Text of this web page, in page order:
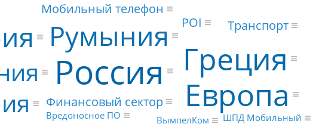
Россия
Европа
Греция
Румыния
Финансовый сектор
Транспорт
POI
Мобильный телефон
Вредоносное ПО ВымпелКом ШПД Мобильный